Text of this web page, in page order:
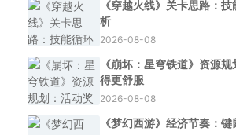
《穿越火线》关卡思路：
析
2026-08-08
《崩坏：星穹铁道》资源
得更舒服
2026-08-08
《梦幻西游》经济节奏：